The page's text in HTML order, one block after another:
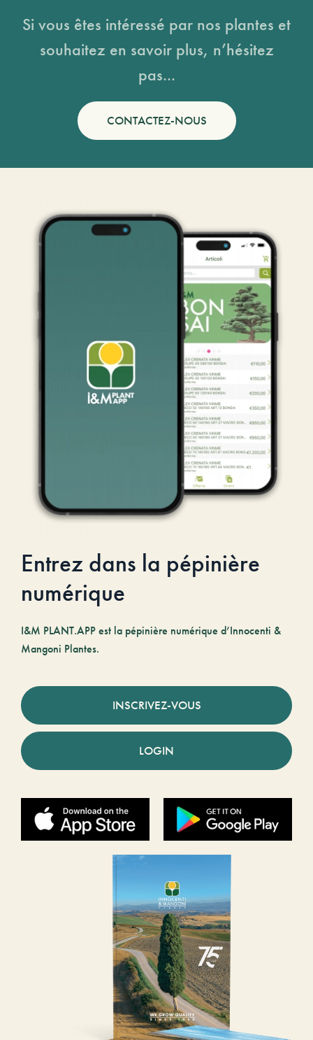
Si vous êtes intéressé par nos plantes et
souhaitez en savoir plus, n’hésitez
pas...
CONTACTEZ-NOUS
Entrez dans la pépinière
numérique
I&M PLANT.APP est la pépinière numérique d’Innocenti &
Mangoni Plantes.
INSCRIVEZ-VOUS
LOGIN